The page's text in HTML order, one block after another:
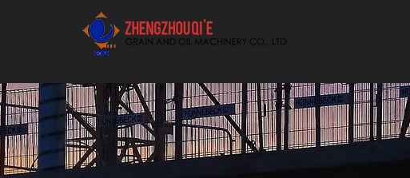
أفضل بيع آلة الزيوت النباتية الموردون